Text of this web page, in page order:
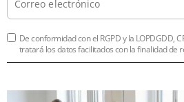
De conformidad con el RGPD y la LOPDGDD,
tratará los datos facilitados con la finalidad de